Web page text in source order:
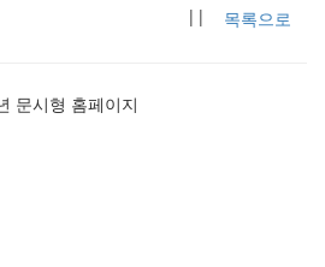
| | 목록으로
문시형 홈페이지